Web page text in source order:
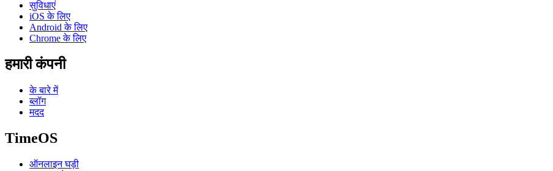
सुविधाएं
iOS के लिए
Android के लिए
Chrome के लिए
हमारी कंपनी
के बारे में
ब्लॉग
मदद
TimeOS
ऑनलाइन घड़ी